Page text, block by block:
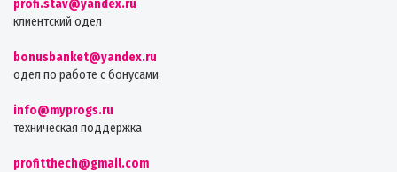
profi.stav@yandex.ru
клиентский одел
bonusbanket@yandex.ru
одел по работе с бонусами
info@myprogs.ru
техническая поддержка
profitthech@gmail.com